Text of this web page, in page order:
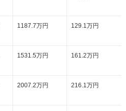
1187.7万円 129.1万円
1531.5万円 161.2万円
2007.2万円 216.1万円